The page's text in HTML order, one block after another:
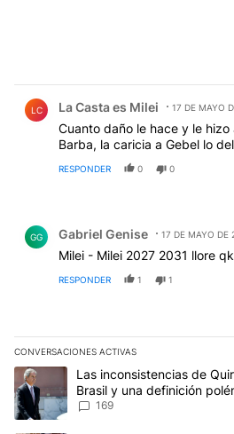
LC La Casta es Milei 17 DE MAYO
Cuanto daño le hace y le hizo
Barba, la caricia a Gebel lo
RESPONDER 0 0
GG Gabriel Genise 17 DE MAYO DE
Milei - Milei 2027 2031 llore qk
RESPONDER 1 1
CONVERSACIONES ACTIVAS
Este listado muestra los artículos
Un artículo de tendencia con el título
Las inconsistencias de
Brasil y una definición
concepto antiguo"
169